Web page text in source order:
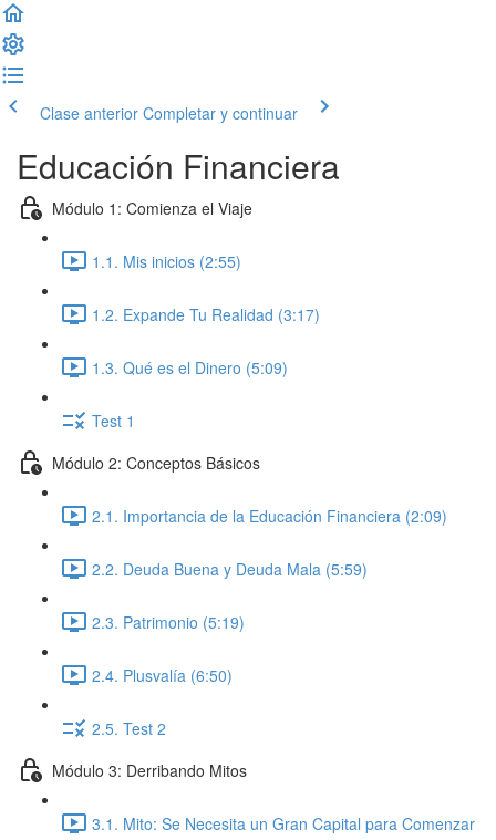
Clase anterior Completar y continuar
Educación Financiera
Módulo 1: Comienza el Viaje
1.1. Mis inicios (2:55)
1.2. Expande Tu Realidad (3:17)
1.3. Qué es el Dinero (5:09)
Test 1
Módulo 2: Conceptos Básicos
2.1. Importancia de la Educación Financiera (2:09)
2.2. Deuda Buena y Deuda Mala (5:59)
2.3. Patrimonio (5:19)
2.4. Plusvalía (6:50)
2.5. Test 2
Módulo 3: Derribando Mitos
3.1. Mito: Se Necesita un Gran Capital para Comenzar